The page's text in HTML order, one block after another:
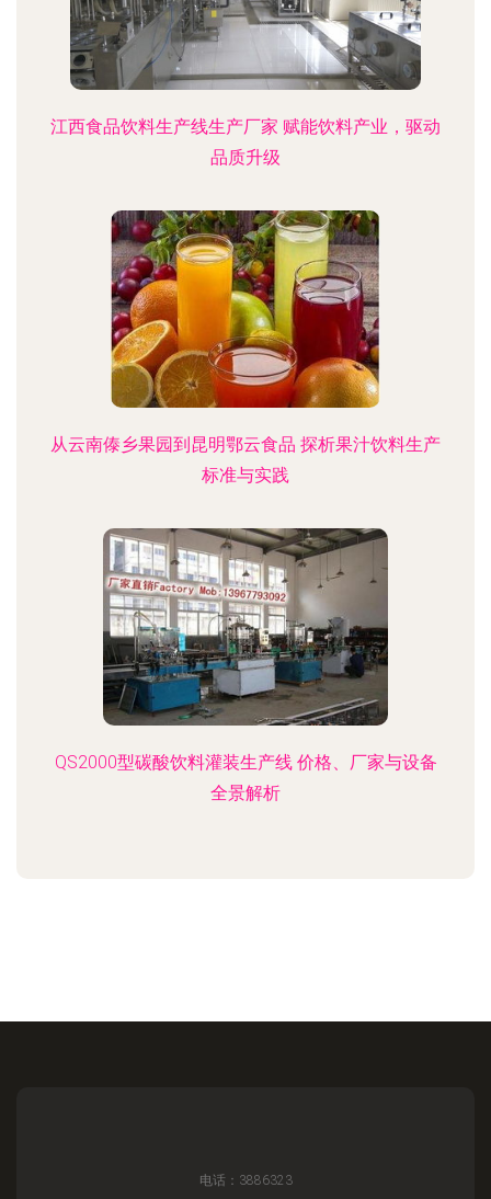
江西食品饮料生产线生产厂家 赋能饮料产业，驱动
品质升级
从云南傣乡果园到昆明鄂云食品 探析果汁饮料生产
标准与实践
QS2000型碳酸饮料灌装生产线 价格、厂家与设备
全景解析
电话：3886323